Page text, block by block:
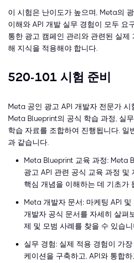
이 시험은 난이도가 높으며, Meta의
이해와 API 개발 실무 경험이 모두 요
통한 광고 캠페인 관리와 관련된 실제
해 지식을 적용해야 합니다.
520-101 시험 준비
Meta 공인 광고 API 개발자 전문가 시
Meta Blueprint의 공식 학습 과정, 실
학습 자료를 조합하여 진행됩니다. 일
과 같습니다.
Meta Blueprint 교육 과정: Meta
광고 API 관련 공식 교육 과정 및
핵심 개념을 이해하는 데 기초가
Meta 개발자 문서: 마케팅 API
개발자 공식 문서를 자세히 살펴
제 및 모범 사례를 찾을 수 있습
실무 경험: 실제 적용 경험이 가
케이션을 구축하고, API와 통합